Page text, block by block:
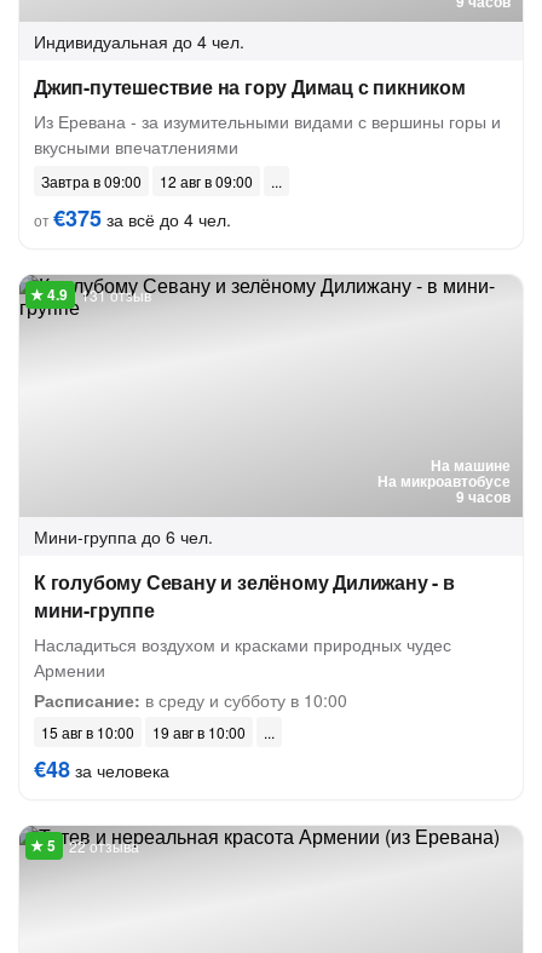
Индивидуальная до 4 чел.
Джип-путешествие на гору Димац с пикником
Из Еревана - за изумительными видами с вершины горы и
вкусными впечатлениями
Завтра в 09:00
12 авг в 09:00
от€375 за всё до 4 чел.
На машине
На микроавтобусе
9 часов
131 отзыв
Мини-группа до 6 чел.
К голубому Севану и зелёному Дилижану - в
мини-группе
Насладиться воздухом и красками природных чудес
Армении
Расписание: в среду и субботу в 10:00
15 авг в 10:00 19 авг в 10:00
€48 за человека
22 отзыва